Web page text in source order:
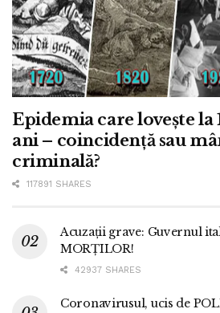
Epidemia care lovește la
ani – coincidență sau
criminală?
117891 SHARES
Acuzații grave: Guvernul
MORȚILOR!
42937 SHARES
Coronavirusul, ucis de